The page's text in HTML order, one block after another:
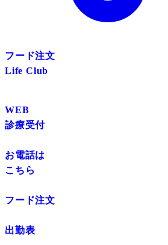
フード注文
Life Club
WEB
診療受付
お電話は
こちら
フード注文
出勤表